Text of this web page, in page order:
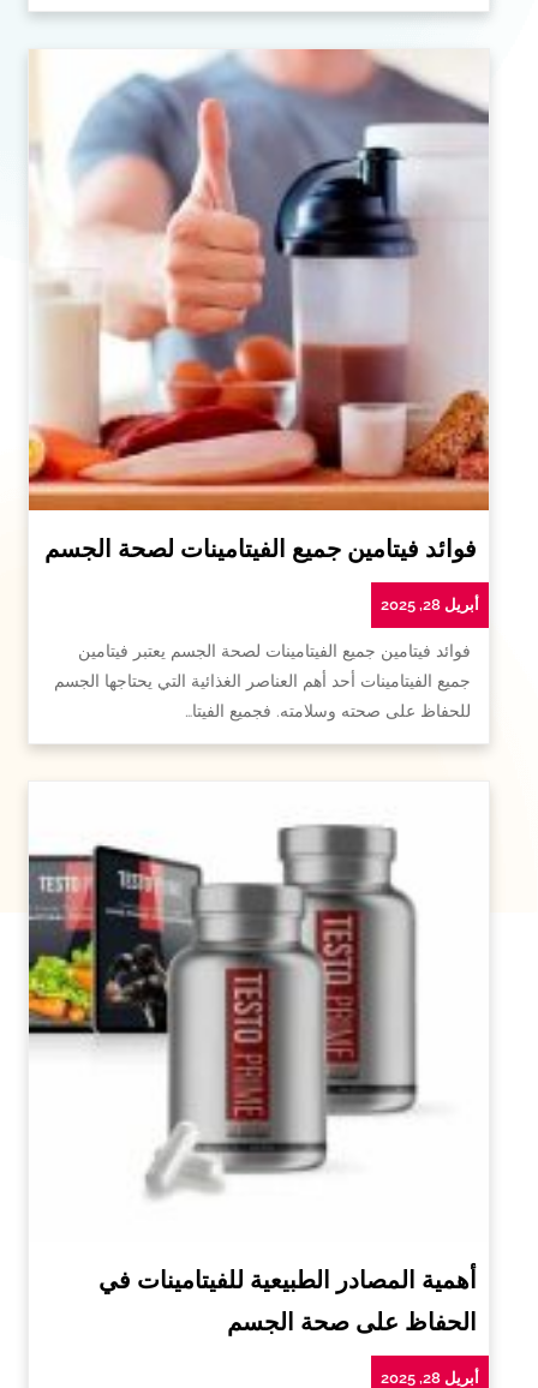
فوائد فيتامين جميع الفيتامينات لصحة الجسم
أبريل 28, 2025
فوائد فيتامين جميع الفيتامينات لصحة الجسم يعتبر فيتامين
جميع الفيتامينات أحد أهم العناصر الغذائية التي يحتاجها الجسم
للحفاظ على صحته وسلامته. فجميع الفيتا…
أهمية المصادر الطبيعية للفيتامينات في
الحفاظ على صحة الجسم
أبريل 28, 2025